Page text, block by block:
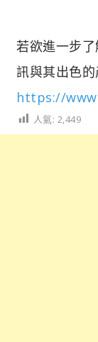
若欲進一步
訊與其出色的
https://
人氣: 2,449